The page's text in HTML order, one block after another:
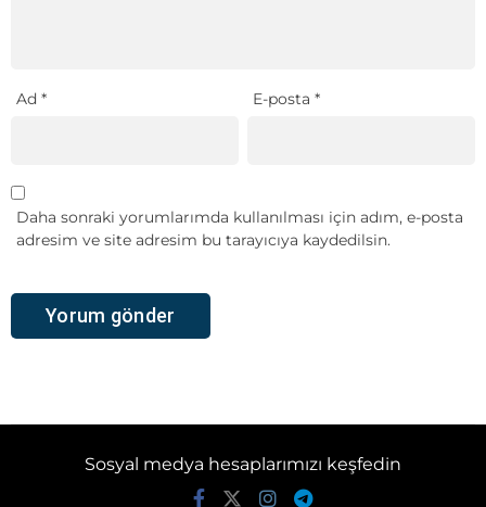
Ad * E-posta*
Daha sonraki yorumlarımda kullanılması için adım, e-posta
adresim ve site adresim bu tarayıcıya kaydedilsin.
Sosyal medya hesaplarımızı keşfedin